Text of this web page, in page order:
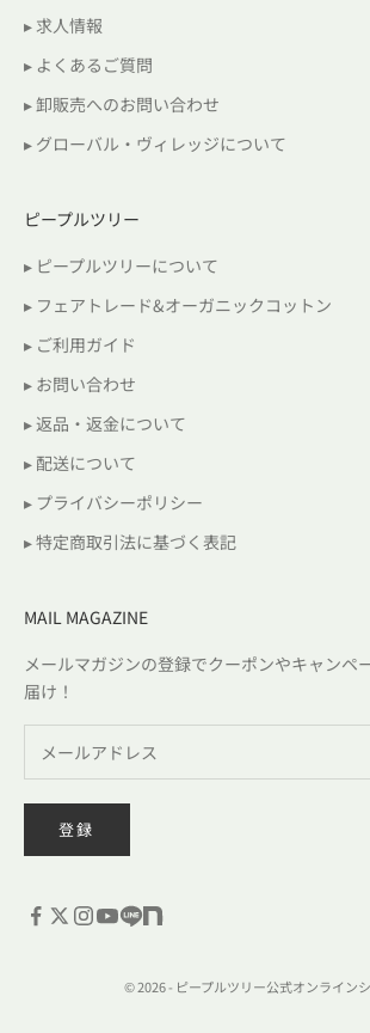
▸ 求人情報
▸ よくあるご質問
▸ 卸販売へのお問い合わせ
▸ グローバル・ヴィレッジについて
ピープルツリー
▸ ピープルツリーについて
▸ フェアトレード&オーガニックコットン
▸ ご利用ガイド
▸ お問い合わせ
▸ 返品・返金について
▸ 配送について
▸ プライバシーポリシー
▸ 特定商取引法に基づく表記
MAIL MAGAZINE
メールマガジンの登録でクーポンやキャンペ
届け！
登録
© 2026 - ピープルツリー公式オンライン